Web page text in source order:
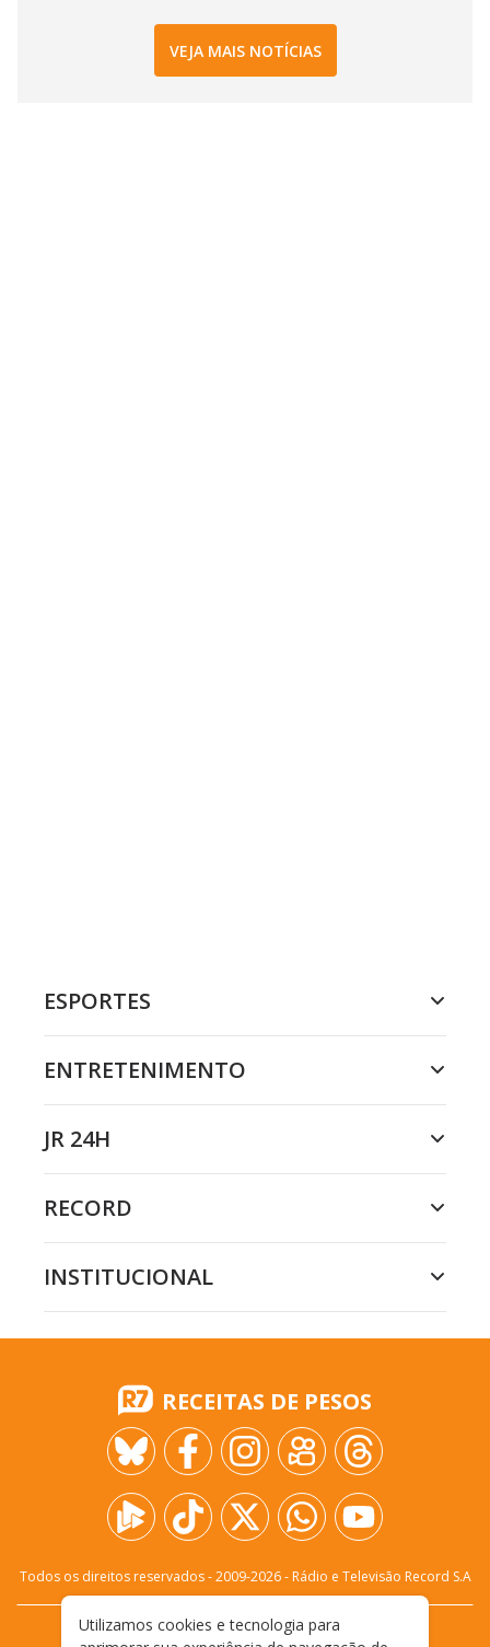
VEJA MAIS NOTÍCIAS
ESPORTES
ENTRETENIMENTO
JR 24H
RECORD
INSTITUCIONAL
RECEITAS DE PESOS
Todos os direitos reservados - 2009-2026- Rádio e Televisão Record S.A
FALE CONOSCO PRIVACIDADE
Utilizamos cookies e tecnologia para